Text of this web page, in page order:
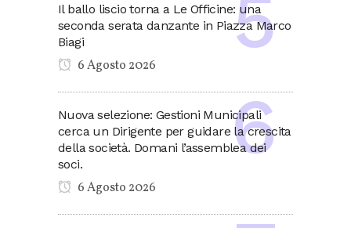
Il ballo liscio torna a Le Officine: una
seconda serata danzante in Piazza Marco
Biagi
6 Agosto 2026
Nuova selezione: Gestioni Municipali
cerca un Dirigente per guidare la crescita
della società. Domani l’assemblea dei
soci.
6 Agosto 2026